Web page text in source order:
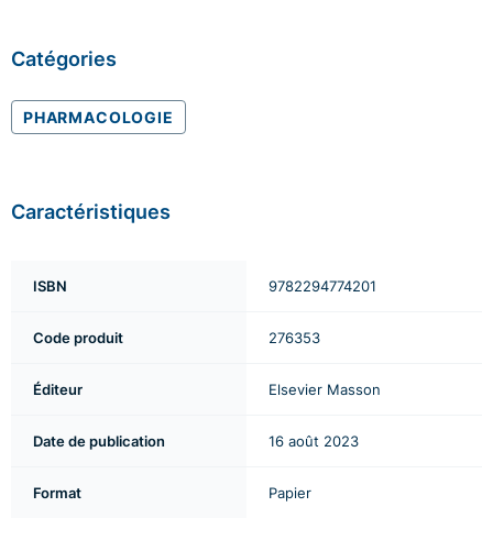
Catégories
PHARMACOLOGIE
Caractéristiques
ISBN 9782294774201
Code produit 276353
Éditeur Elsevier Masson
Date de publication 16 août 2023
Format Papier